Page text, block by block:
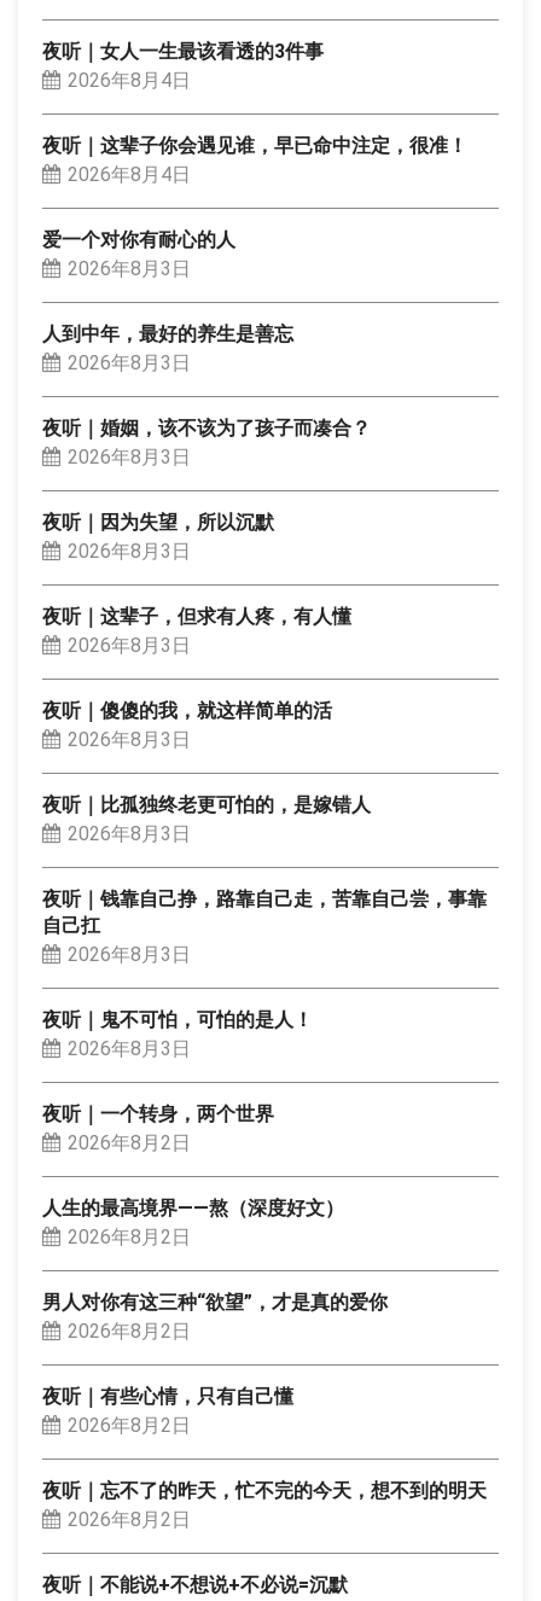
夜听｜女人一生最该看透的3件事
2026年8月4日
夜听｜这辈子你会遇见谁，早已命中注定，很准！
2026年8月4日
爱一个对你有耐心的人
2026年8月3日
人到中年，最好的养生是善忘
2026年8月3日
夜听｜婚姻，该不该为了孩子而凑合？
2026年8月3日
夜听｜因为失望，所以沉默
2026年8月3日
夜听｜这辈子，但求有人疼，有人懂
2026年8月3日
夜听｜傻傻的我，就这样简单的活
2026年8月3日
夜听｜比孤独终老更可怕的，是嫁错人
2026年8月3日
夜听｜钱靠自己挣，路靠自己走，苦靠自己尝，事靠
自己扛
2026年8月3日
夜听｜鬼不可怕，可怕的是人！
2026年8月3日
夜听｜一个转身，两个世界
2026年8月2日
人生的最高境界——熬（深度好文）
2026年8月2日
男人对你有这三种“欲望”，才是真的爱你
2026年8月2日
夜听｜有些心情，只有自己懂
2026年8月2日
夜听｜忘不了的昨天，忙不完的今天，想不到的明天
2026年8月2日
夜听｜不能说+不想说+不必说=沉默